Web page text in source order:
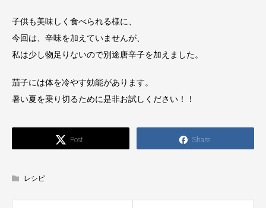
子供も美味しく食べられる様に、
今回は、辛味を加えていませんが、
私は少し物足りないので別途唐辛子を加えました。
茄子には体を冷やす効能があります。
暑い夏を乗り切るために是非お試しください！！
Post Share
レシピ